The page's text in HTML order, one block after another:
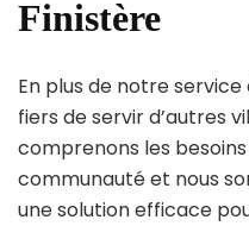
Finistère
En plus de notre
fiers de servir d’autres
comprenons les
communauté et nous
une solution efficace